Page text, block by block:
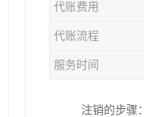
代账费用
代账流程
服务时间
注销的步骤：